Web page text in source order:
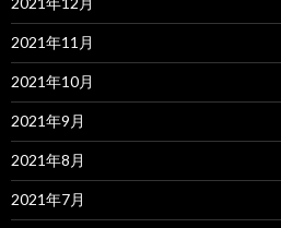
2021年11月
2021年10月
2021年9月
2021年8月
2021年7月